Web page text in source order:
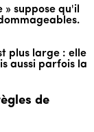
» suppose qu'il
plus large : elle
aussi parfois la
de